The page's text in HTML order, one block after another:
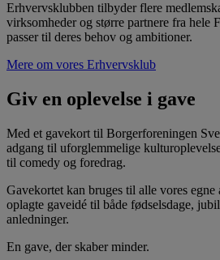
Erhvervsklubben tilbyder flere
virksomheder og større partnere fra hele
passer til deres behov og ambitioner.
Mere om vores Erhvervsklub
Giv en oplevelse i gave
Med et gavekort til Borgerforeningen
adgang til uforglemmelige
til comedy og foredrag.
Gavekortet kan bruges til alle vores egne
oplagte gaveidé til både fødselsdage,
anledninger.
En gave, der skaber minder.